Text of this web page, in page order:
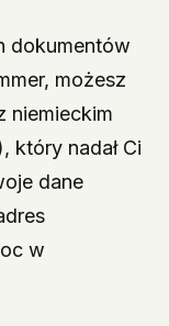
dokumentów
możesz
niemieckim
który nadał Ci
dane
w